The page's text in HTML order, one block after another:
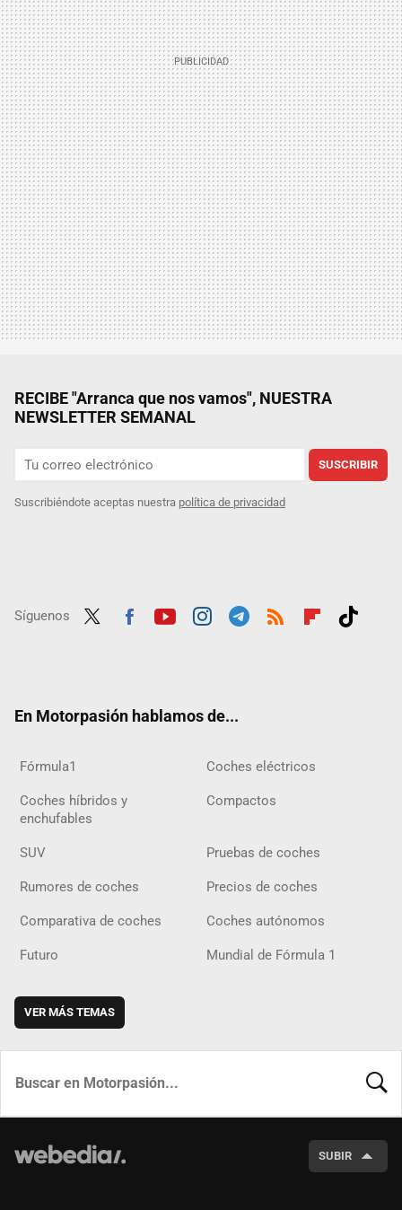
RECIBE "Arranca que nos vamos", NUESTRA
NEWSLETTER SEMANAL
SUSCRIBIR
Suscribiéndote aceptas nuestra política de privacidad
Síguenos
En Motorpasión hablamos de...
Fórmula1 Coches eléctricos
Coches híbridos y
enchufables
Compactos
SUV Pruebas de coches
Rumores de coches Precios de coches
Comparativa de coches Coches autónomos
Futuro Mundial de Fórmula 1
VER MÁS TEMAS
SUBIR